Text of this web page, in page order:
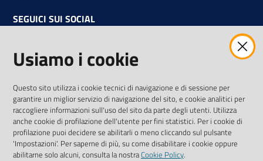
SEGUICI SUI SOCIAL
Ricevi tutti gli aggiornamenti su eventi, nuove opportunità e
adempimenti normativi
Usiamo i cookie
Questo sito utilizza i cookie tecnici di navigazione e di sessione per
garantire un miglior servizio di navigazione del sito, e cookie analitici per
raccogliere informazioni sull'uso del sito da parte degli utenti. Utilizza
anche cookie di profilazione dell'utente per fini statistici. Per i cookie di
profilazione puoi decidere se abilitarli o meno cliccando sul pulsante
'Impostazioni'. Per saperne di più, su come disabilitare i cookie oppure
abilitarne solo alcuni, consulta la nostraCookie Policy.